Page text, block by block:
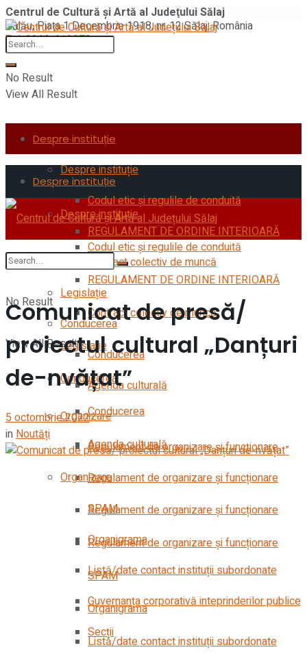
Centrul de Cultură şi Artă al Judeţului Sălaj
Zalău, Piaţa 1 Decembrie 1918, nr. 12 Sălaj, România
Tel: 0260-612870
No Result
View All Result
Despre instituție
Despre instituție
Codul etic şi regulile de conduită
REGULAMENT DE ORDINE INTERIOARĂ
Contract colectiv de muncă
Legislație
Conducerea
Conducerea
Agenda culturală
Organizare
Regulament de organizare și funcționare
Regulament de organizare și funcționare
SPAM
Organigrama
Listă/date contact instituții subordonate
Guvernanța corporativă inteprinderilor publice
Secții
Despre instituție
Despre instituție
Codul etic şi regulile de conduită
REGULAMENT DE ORDINE INTERIOARĂ
Contract colectiv de muncă
Legislație
Conducerea
Conducerea
Agenda culturală
Organizare
Regulament de organizare și funcționare
Regulament de organizare și funcționare
SPAM
Organigrama
Listă/date contact instituții subordonate
No Result
View All Result
Comunicat de presă/
proiectul cultural „Danțuri
de-nvățat”
5 octombrie 2022
inNoutăți